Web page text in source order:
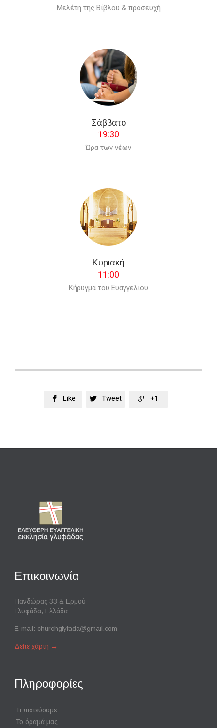
Μελέτη της Βίβλου & προσευχή
Σάββατο
19:30
Ώρα των νέων
Κυριακή
11:00
Κήρυγμα του Ευαγγελίου
 Like  Tweet  +1
Επικοινωνία
Πανδώρας 33 & Ερμού
Γλυφάδα, Ελλάδα
E-mail: churchglyfada@gmail.com
Δείτε χάρτη →
Πληροφορίες
Τι πιστεύουμε
Το όραμά μας